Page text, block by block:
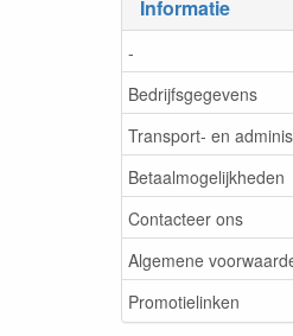
Informatie
-
Bedrijfsgegevens
Transport- en
Betaalmogelijkheden
Contacteer ons
Algemene
Promotielinken